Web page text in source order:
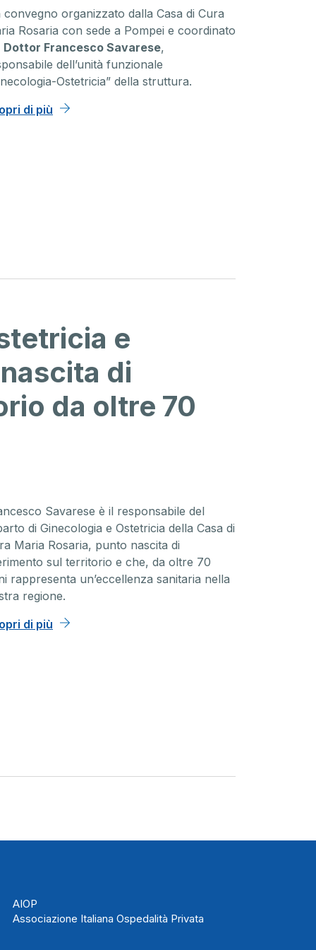
convegno organizzato dalla Casa di Cura
Rosaria con sede a Pompei e coordinato
Dottor Francesco Savarese,
dell’unità funzionale
Ostetricia” della struttura.
di più
e
di
da oltre 70
Savarese è il responsabile del
di Ginecologia e Ostetricia della Casa di
Maria Rosaria, punto nascita di
sul territorio e che, da oltre 70
rappresenta un’eccellenza sanitaria nella
regione.
di più
AIOP
Associazione Italiana Ospedalità Privata